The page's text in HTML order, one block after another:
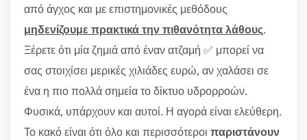
από άγχος και με επιστημονικές μεθόδους
μηδενίζουμε πρακτικά την πιθανότητα λάθους.
Ξέρετε ότι μία ζημιά από έναν ατζαμή ✅ μπορεί να
σας στοιχίσει μερικές χιλιάδες ευρώ, αν χαλάσει σε
ένα η πιο πολλά σημεία το δίκτυο υδρορροών.
Φυσικά, υπάρχουν και αυτοί. Η αγορά είναι ελεύθερη.
Το κακό είναι ότι όλο και περισσότεροι παριστάνουν